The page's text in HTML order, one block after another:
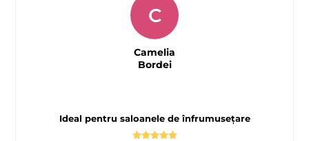
Ideal pentru saloanele de înfrumusețare
C
Camelia
Bordei